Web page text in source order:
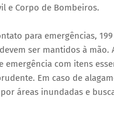
e Corpo de Bombeiros.
para emergências, 199
ser mantidos à mão.
emergência com itens
Em caso de
áreas inundadas e